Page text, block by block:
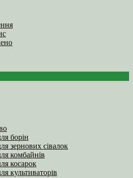
борін
зернових сівалок
комбайнів
косарок
культиваторів